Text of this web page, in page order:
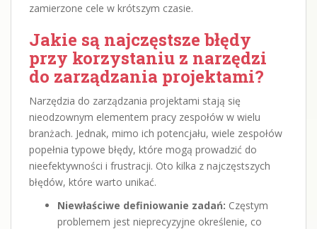
zamierzone cele w krótszym czasie.
Jakie są najczęstsze błędy
przy korzystaniu z narzędzi
do zarządzania projektami?
Narzędzia do zarządzania projektami stają się
nieodzownym elementem pracy zespołów w wielu
branżach. Jednak, mimo ich potencjału, wiele zespołów
popełnia typowe błędy, które mogą prowadzić do
nieefektywności i frustracji. Oto kilka z najczęstszych
błędów, które warto unikać.
Niewłaściwe definiowanie zadań: Częstym
problemem jest nieprecyzyjne określenie, co